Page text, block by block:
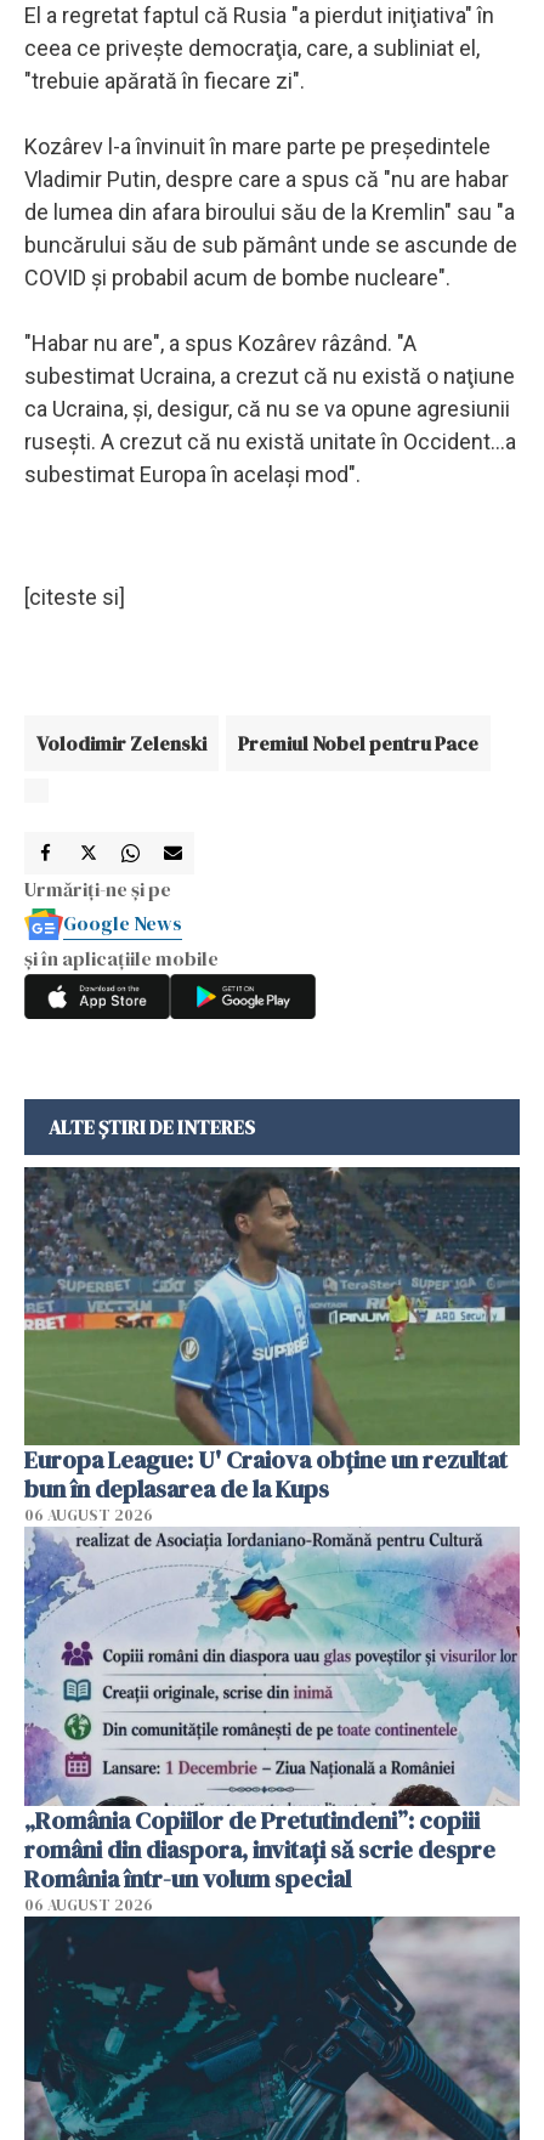
El a regretat faptul că Rusia "a pierdut iniţiativa" în
ceea ce priveşte democraţia, care, a subliniat el,
"trebuie apărată în fiecare zi".
Kozârev l-a învinuit în mare parte pe preşedintele
Vladimir Putin, despre care a spus că "nu are habar
de lumea din afara biroului său de la Kremlin" sau "a
buncărului său de sub pământ unde se ascunde de
COVID şi probabil acum de bombe nucleare".
"Habar nu are", a spus Kozârev râzând. "A
subestimat Ucraina, a crezut că nu există o naţiune
ca Ucraina, şi, desigur, că nu se va opune agresiunii
ruseşti. A crezut că nu există unitate în Occident...a
subestimat Europa în acelaşi mod".
[citeste si]
Volodimir Zelenski Premiul Nobel pentru Pace
Urmăriți-ne și pe
Google News
și în aplicațiile mobile
ALTE ȘTIRI DE INTERES
Europa League: U' Craiova obține un rezultat
bun în deplasarea de la Kups
06 AUGUST 2026
„România Copiilor de Pretutindeni”: copiii
români din diaspora, invitați să scrie despre
România într-un volum special
06 AUGUST 2026